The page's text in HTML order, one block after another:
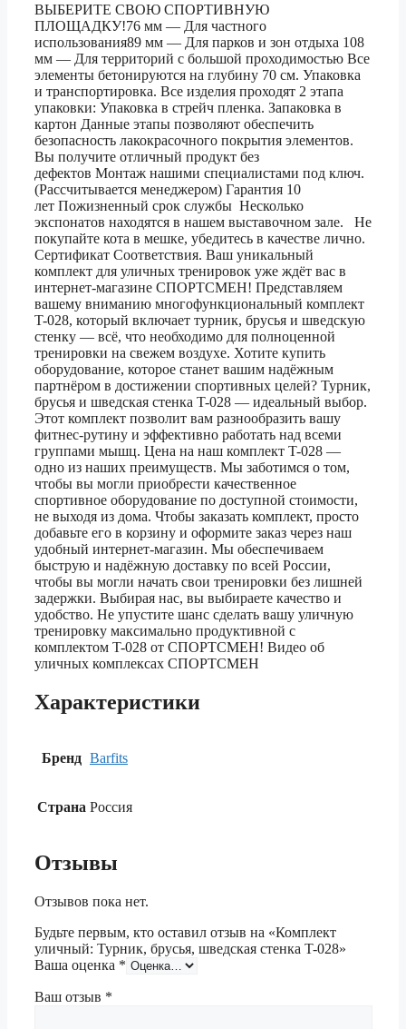
ВЫБЕРИТЕ СВОЮ СПОРТИВНУЮ
ПЛОЩАДКУ!76 мм — Для частного
использования89 мм — Для парков и зон отдыха 108
мм — Для территорий с большой проходимостью Все
элементы бетонируются на глубину 70 см. Упаковка
и транспортировка. Все изделия проходят 2 этапа
упаковки: Упаковка в стрейч пленка. Запаковка в
картон Данные этапы позволяют обеспечить
безопасность лакокрасочного покрытия элементов.
Вы получите отличный продукт без
дефектов Монтаж нашими специалистами под ключ.
(Рассчитывается менеджером) Гарантия 10
лет Пожизненный срок службы Несколько
экспонатов находятся в нашем выставочном зале. Не
покупайте кота в мешке, убедитесь в качестве лично.
Сертификат Соответствия. Ваш уникальный
комплект для уличных тренировок уже ждёт вас в
интернет-магазине СПОРТСМЕН! Представляем
вашему вниманию многофункциональный комплект
T-028, который включает турник, брусья и шведскую
стенку — всё, что необходимо для полноценной
тренировки на свежем воздухе. Хотите купить
оборудование, которое станет вашим надёжным
партнёром в достижении спортивных целей? Турник,
брусья и шведская стенка T-028 — идеальный выбор.
Этот комплект позволит вам разнообразить вашу
фитнес-рутину и эффективно работать над всеми
группами мышц. Цена на наш комплект T-028 —
одно из наших преимуществ. Мы заботимся о том,
чтобы вы могли приобрести качественное
спортивное оборудование по доступной стоимости,
не выходя из дома. Чтобы заказать комплект, просто
добавьте его в корзину и оформите заказ через наш
удобный интернет-магазин. Мы обеспечиваем
быструю и надёжную доставку по всей России,
чтобы вы могли начать свои тренировки без лишней
задержки. Выбирая нас, вы выбираете качество и
удобство. Не упустите шанс сделать вашу уличную
тренировку максимально продуктивной с
комплектом T-028 от СПОРТСМЕН! Видео об
уличных комплексах СПОРТСМЕН
Характеристики
Бренд Barfits
Страна Россия
Отзывы
Отзывов пока нет.
Будьте первым, кто оставил отзыв на «Комплект
уличный: Турник, брусья, шведская стенка T-028»
Ваша оценка *
Ваш отзыв *